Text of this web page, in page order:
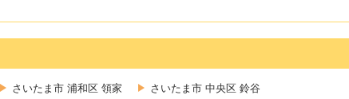
さいたま市 浦和区 領家
さいたま市 中央区 鈴谷